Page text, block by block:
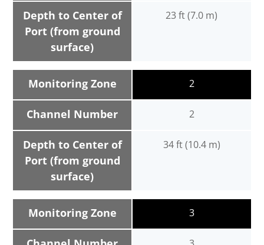
Depth to Center of
Port (from ground
surface)
23 ft (7.0 m)
Monitoring Zone
Channel Number
Depth to Center of
Port (from ground
surface)
2
2
34 ft (10.4 m)
Monitoring Zone 3